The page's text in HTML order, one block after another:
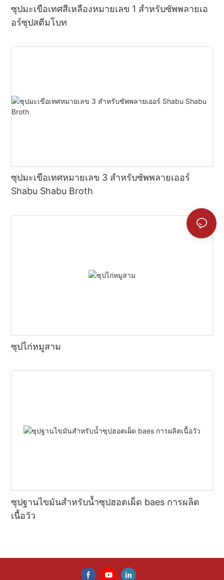
ซุปมะเขือเทศสีเหลืองหมายเลข 1 สำหรับซัพพลายเอ
อร์ซุปสตีมโบท
ซุปมะเขือเทศหมายเลข 3 สำหรับซัพพลายเออร์
Shabu Shabu Broth
ซุปไก่หมูสาม
ซุปฐานไขมันสำหรับน้ำซุปฮอตเผ็ด baes การผลิต
เนื้อวัว